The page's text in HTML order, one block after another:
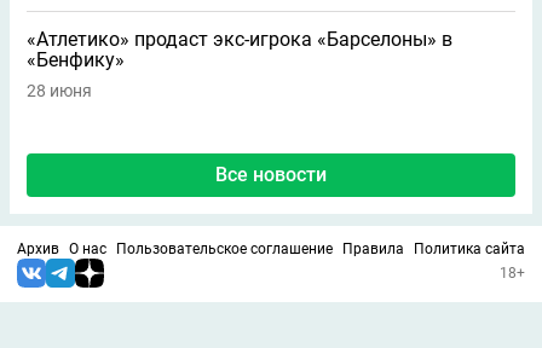
«Атлетико» продаст экс-игрока «Барселоны» в
«Бенфику»
28 июня
Все новости
Архив О нас Пользовательское соглашение Правила
Политика сайта
18+